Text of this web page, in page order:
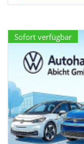
Sofort verfügbar